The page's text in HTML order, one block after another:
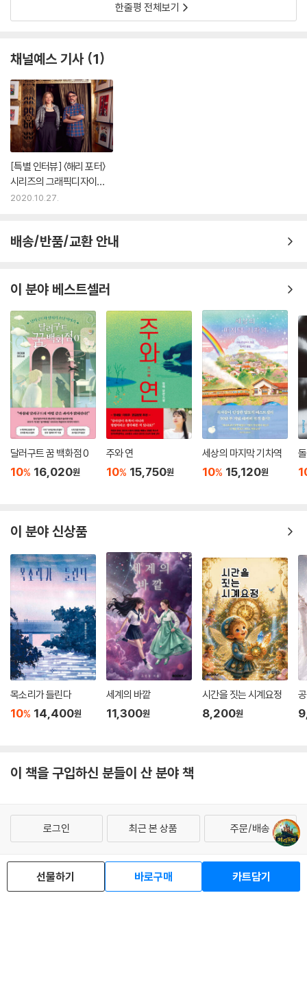
한줄평 전체보기
채널예스 기사 1
[특별 인터뷰] 〈해리 포터〉
시리즈의 그래픽디자이너
‘미나리마’를 만나다
2020.10.27.
배송/반품/교환 안내
이 분야 베스트셀러
달러구트 꿈 백화점 0
10% 16,020원
주와 연
10% 15,750원
세상의 마지막 기차역
10% 15,120원
이 분야 신상품
목소리가 들린다
10% 14,400원
세계의 바깥
11,300원
시간을 짓는 시계요정
8,200원
이 책을 구입하신 분들이 산 분야 책
선물하기 바로구매 카트담기
로그인 최근 본 상품 주문/배송
eBook 1:1문의/채팅상담
예스이십사(주) 사업자 정보